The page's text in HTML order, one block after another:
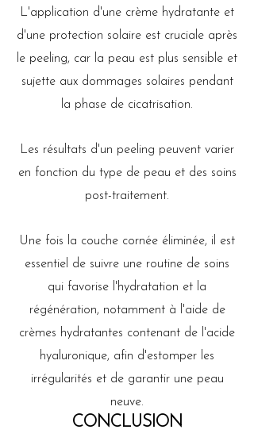
L'application d'une crème hydratante et
d'une protection solaire est cruciale après
le peeling, car la peau est plus sensible et
sujette aux dommages solaires pendant
la phase de cicatrisation.
Les résultats d'un peeling peuvent varier
en fonction du type de peau et des soins
post-traitement.
Une fois la couche cornée éliminée, il est
essentiel de suivre une routine de soins
qui favorise l'hydratation et la
régénération, notamment à l'aide de
crèmes hydratantes contenant de l'acide
hyaluronique, afin d'estomper les
irrégularités et de garantir une peau
neuve.
CONCLUSION